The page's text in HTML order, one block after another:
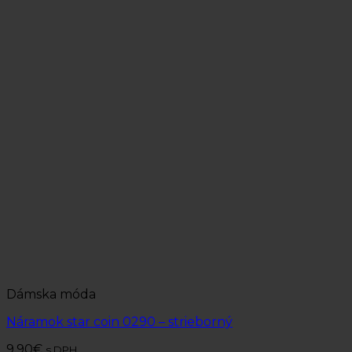
Dámska móda
Náramok star coin 0290 – strieborný